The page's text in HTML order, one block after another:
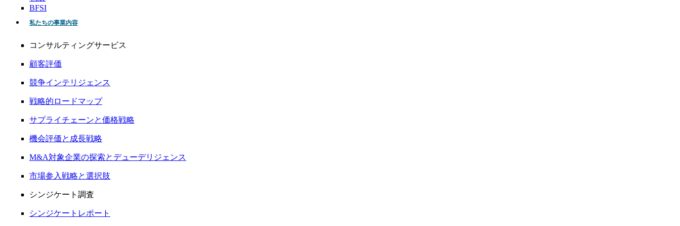
BFSI
私たちの事業内容
コンサルティングサービス
顧客評価
競争インテリジェンス
戦略的ロードマップ
サプライチェーンと価格戦略
機会評価と成長戦略
M&A対象企業の探索とデューデリジェンス
市場参入戦略と選択肢
シンジケート調査
シンジケートレポート